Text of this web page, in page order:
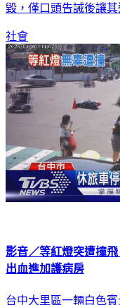
毀，僅口頭告誡後讓其
社會
影音／等紅燈突遭撞
出血進加護病房
台中大里區一輛白色